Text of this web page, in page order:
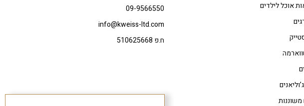
אוכל לילדים
משוננות
09-9566550
info@kweiss-ltd.com
ח.פ 510625668